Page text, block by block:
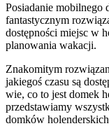
Posiadanie mobilnego
fantastycznym
dostępności miejsc w
planowania wakacji.
Znakomitym
jakiegoś czasu są
wie, co to jest domek
przedstawiamy
domków